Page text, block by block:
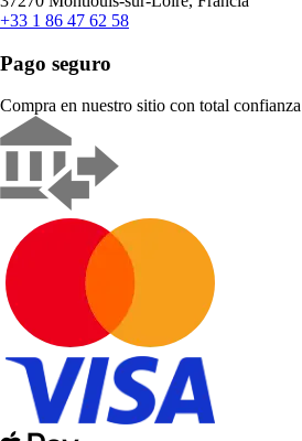
+33 1 86 47 62 58
Pago seguro
Compra en nuestro sitio con total confianza